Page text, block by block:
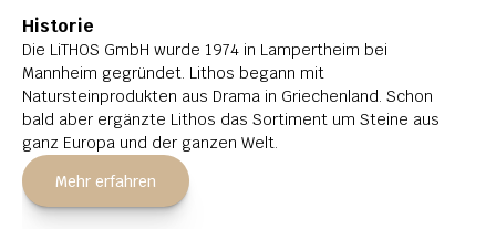
Historie
Die LiTHOS GmbH wurde 1974 in Lampertheim bei
Mannheim gegründet. Lithos begann mit
Natursteinprodukten aus Drama in Griechenland. Schon
bald aber ergänzte Lithos das Sortiment um Steine aus
ganz Europa und der ganzen Welt.
Mehr erfahren